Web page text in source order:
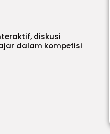
diskusi
dalam kompetisi